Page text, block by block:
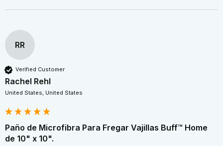
RR
Verified Customer
Rachel Rehl
United States, United States
Paño de Microfibra Para Fregar Vajillas Buff™ Home
de 10" x 10".